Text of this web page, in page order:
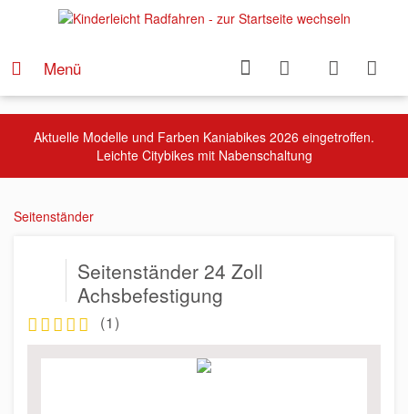
Menü
Aktuelle Modelle und Farben Kaniabikes 2026 eingetroffen.
Leichte Citybikes mit Nabenschaltung
Seitenständer
Seitenständer 24 Zoll
Achsbefestigung
(1)